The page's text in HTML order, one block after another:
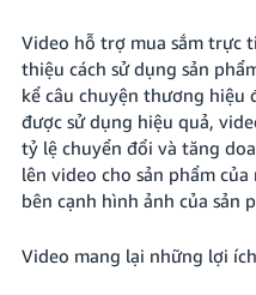
Tiếng
Việt
Français
- FR
Italiano
- IT
हिंदी
Log
Video hỗ trợ mua sắm trực
thiệu cách sử dụng sản
kể câu chuyện thương hiệu
được sử dụng hiệu quả,
tỷ lệ chuyển đổi và tăng
lên video cho sản phẩm
bên cạnh hình ảnh của sản
Video mang lại những lợi